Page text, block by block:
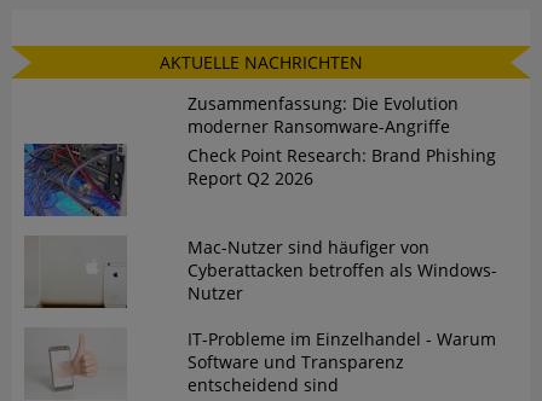
AKTUELLE NACHRICHTEN
Zusammenfassung: Die Evolution
moderner Ransomware-Angriffe
Check Point Research: Brand Phishing
Report Q2 2026
Mac-Nutzer sind häufiger von
Cyberattacken betroffen als Windows-
Nutzer
IT-Probleme im Einzelhandel - Warum
Software und Transparenz
entscheidend sind